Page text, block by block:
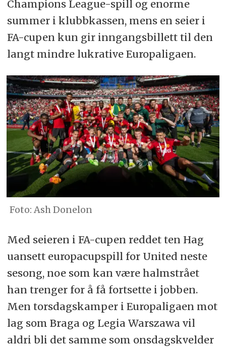
Champions League-spill og enorme
summer i klubbkassen, mens en seier i
FA-cupen kun gir inngangsbillett til den
langt mindre lukrative Europaligaen.
Ash Donelon
Med seieren i FA-cupen reddet ten Hag
uansett europacupspill for United neste
sesong, noe som kan være halmstrået
han trenger for å få fortsette i jobben.
Men torsdagskamper i Europaligaen mot
lag som Braga og Legia Warszawa vil
aldri bli det samme som onsdagskvelder